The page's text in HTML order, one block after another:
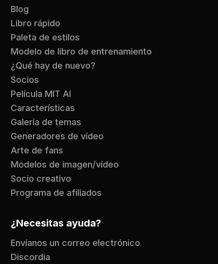
Blog
Libro rápido
Paleta de estilos
Modelo de libro de entrenamiento
¿Qué hay de nuevo?
Socios
Película MIT AI
Características
Galería de temas
Generadores de vídeo
Arte de fans
Modelos de imagen/vídeo
Socio creativo
Programa de afiliados
¿Necesitas ayuda?
Envíanos un correo electrónico
Discordia